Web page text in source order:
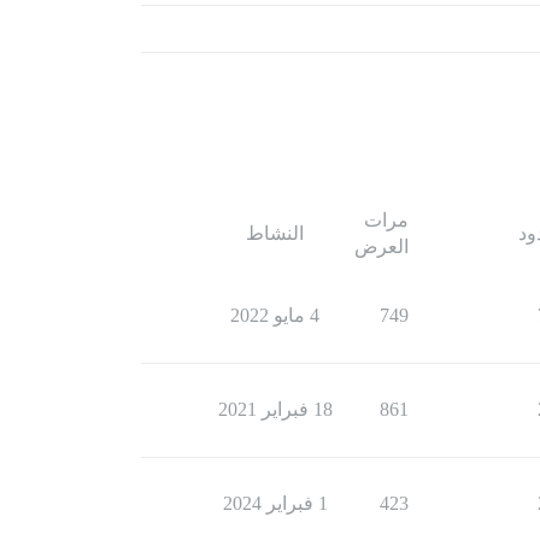
مرات
العرض
النشاط
749 4 مايو 2022
861 18 فبراير 2021
423 1 فبراير 2024